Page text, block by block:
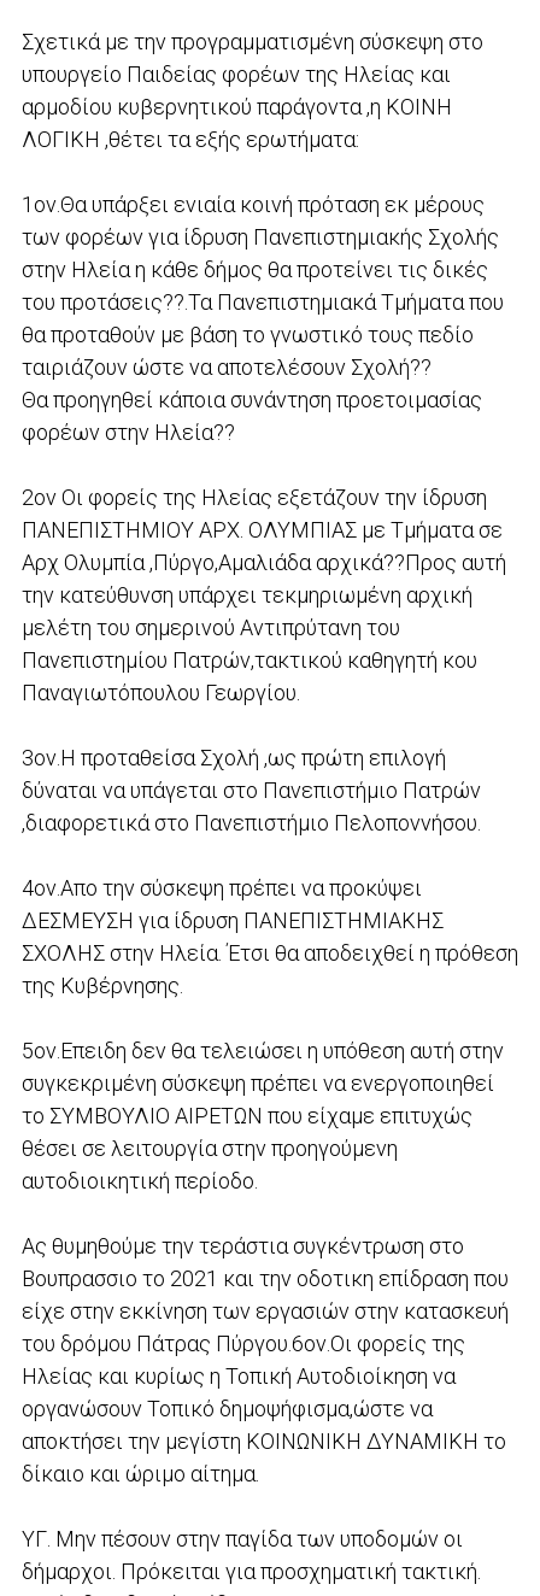
Σχετικά με την προγραμματισμένη σύσκεψη στο
υπουργείο Παιδείας φορέων της Ηλείας και
αρμοδίου κυβερνητικού παράγοντα ,η ΚΟΙΝΗ
ΛΟΓΙΚΗ ,θέτει τα εξής ερωτήματα:
1ον.Θα υπάρξει ενιαία κοινή πρόταση εκ μέρους
των φορέων για ίδρυση Πανεπιστημιακής Σχολής
στην Ηλεία η κάθε δήμος θα προτείνει τις δικές
του προτάσεις??.Τα Πανεπιστημιακά Τμήματα που
θα προταθούν με βάση το γνωστικό τους πεδίο
ταιριάζουν ώστε να αποτελέσουν Σχολή??
Θα προηγηθεί κάποια συνάντηση προετοιμασίας
φορέων στην Ηλεία??
2ον Οι φορείς της Ηλείας εξετάζουν την ίδρυση
ΠΑΝΕΠΙΣΤΗΜΙΟΥ ΑΡΧ. ΟΛΥΜΠΙΑΣ με Τμήματα σε
Αρχ Ολυμπία ,Πύργο,Αμαλιάδα αρχικά??Προς αυτή
την κατεύθυνση υπάρχει τεκμηριωμένη αρχική
μελέτη του σημερινού Αντιπρύτανη του
Πανεπιστημίου Πατρών,τακτικού καθηγητή κου
Παναγιωτόπουλου Γεωργίου.
3ον.Η προταθείσα Σχολή ,ως πρώτη επιλογή
δύναται να υπάγεται στο Πανεπιστήμιο Πατρών
,διαφορετικά στο Πανεπιστήμιο Πελοποννήσου.
4ον.Απο την σύσκεψη πρέπει να προκύψει
ΔΕΣΜΕΥΣΗ για ίδρυση ΠΑΝΕΠΙΣΤΗΜΙΑΚΗΣ
ΣΧΟΛΗΣ στην Ηλεία. Έτσι θα αποδειχθεί η πρόθεση
της Κυβέρνησης.
5ον.Επειδη δεν θα τελειώσει η υπόθεση αυτή στην
συγκεκριμένη σύσκεψη πρέπει να ενεργοποιηθεί
το ΣΥΜΒΟΥΛΙΟ ΑΙΡΕΤΩΝ που είχαμε επιτυχώς
θέσει σε λειτουργία στην προηγούμενη
αυτοδιοικητική περίοδο.
Ας θυμηθούμε την τεράστια συγκέντρωση στο
Βουπρασσιο το 2021 και την οδοτικη επίδραση που
είχε στην εκκίνηση των εργασιών στην κατασκευή
του δρόμου Πάτρας Πύργου.6ον.Οι φορείς της
Ηλείας και κυρίως η Τοπική Αυτοδιοίκηση να
οργανώσουν Τοπικό δημοψήφισμα,ώστε να
αποκτήσει την μεγίστη ΚΟΙΝΩΝΙΚΗ ΔΥΝΑΜΙΚΗ το
δίκαιο και ώριμο αίτημα.
ΥΓ. Μην πέσουν στην παγίδα των υποδομών οι
δήμαρχοι. Πρόκειται για προσχηματική τακτική.